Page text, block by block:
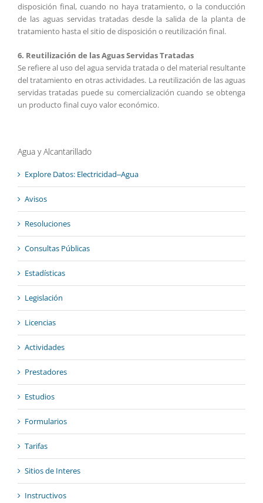
disposición final, cuando no haya tratamiento, o la conducción
de las aguas servidas tratadas desde la salida de la planta de
tratamiento hasta el sitio de disposición o reutilización final.
6. Reutilización de las Aguas Servidas Tratadas
Se refiere al uso del agua servida tratada o del material resultante
del tratamiento en otras actividades. La reutilización de las aguas
servidas tratadas puede su comercialización cuando se obtenga
un producto final cuyo valor económico.
Agua y Alcantarillado
Explore Datos: Electricidad‒Agua
Avisos
Resoluciones
Consultas Públicas
Estadísticas
Legislación
Licencias
Actividades
Prestadores
Estudios
Formularios
Tarifas
Sitios de Interes
Instructivos